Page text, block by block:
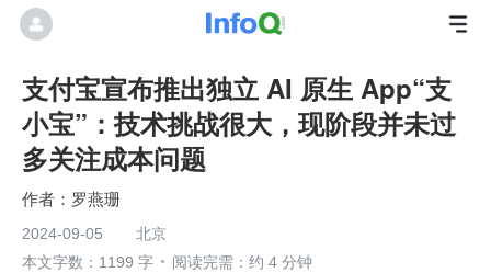
支付宝宣布推出独立 AI 原生 App“支
小宝”：技术挑战很大，现阶段并未过
多关注成本问题
罗燕珊
2024-09-05
北京
本文字数：1199 字
阅读完需：约 4 分钟